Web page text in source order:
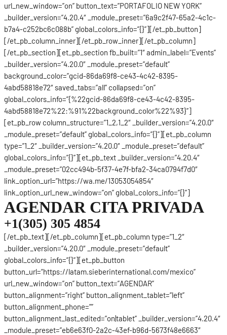
url_new_window=”on” button_text=”PORTAFOLIO NEW YORK”
_builder_version=”4.20.4″ _module_preset=”6a9c2f47-65a2-4c1c-
b7a4-c252bc6c088b” global_colors_info=”{}”][/et_pb_button]
[/et_pb_column_inner][/et_pb_row_inner][/et_pb_column]
[/et_pb_section][et_pb_section fb_built=”1″ admin_label=”Events”
_builder_version=”4.20.0″ _module_preset=”default”
background_color=”gcid-86da69f8-ce43-4c42-8395-
4abd58818e72″ saved_tabs=”all” collapsed=”on”
global_colors_info=”{%22gcid-86da69f8-ce43-4c42-8395-
4abd58818e72%22:%91%22background_color%22%93}”]
[et_pb_row column_structure=”1_2,1_2″ _builder_version=”4.20.0″
_module_preset=”default” global_colors_info=”{}”][et_pb_column
type=”1_2″ _builder_version=”4.20.0″ _module_preset=”default”
global_colors_info=”{}”][et_pb_text _builder_version=”4.20.4″
_module_preset=”02cc494b-5f37-4e7f-bfa2-34ca0794f7d0″
link_option_url=”https://wa.me/13053054854″
link_option_url_new_window=”on” global_colors_info=”{}”]
AGENDAR CITA PRIVADA
+1(305) 305 4854
[/et_pb_text][/et_pb_column][et_pb_column type=”1_2″
_builder_version=”4.20.0″ _module_preset=”default”
global_colors_info=”{}”][et_pb_button
button_url=”https://latam.sieberinternational.com/mexico”
url_new_window=”on” button_text=”AGENDAR”
button_alignment=”right” button_alignment_tablet=”left”
button_alignment_phone=””
button_alignment_last_edited=”on|tablet” _builder_version=”4.20.4″
_module_preset=”eb6e63f0-2a2c-43ef-b96d-5673f48e6663″